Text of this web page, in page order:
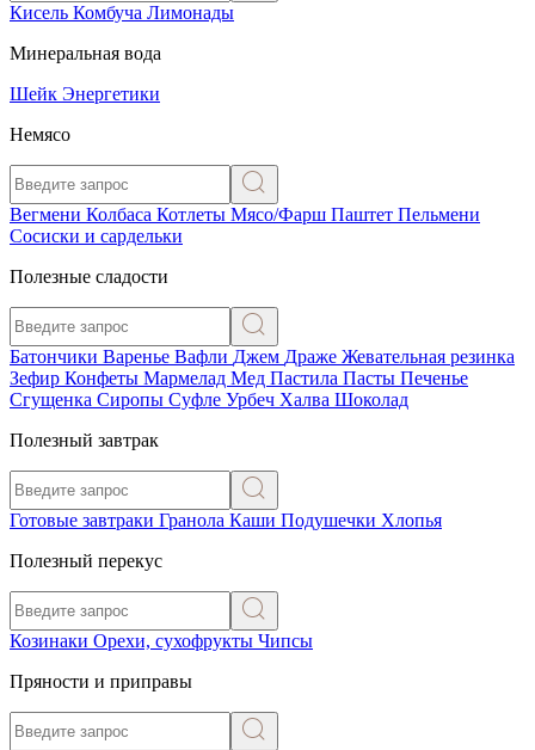
Кисель Комбуча Лимонады
Минеральная вода
Шейк Энергетики
Немясо
Вегмени Колбаса Котлеты Мясо/Фарш Паштет Пельмени
Сосиски и сардельки
Полезные сладости
Батончики Варенье Вафли Джем Драже Жевательная резинка
Зефир Конфеты Мармелад Мед Пастила Пасты Печенье
Сгущенка Сиропы Суфле Урбеч Халва Шоколад
Полезный завтрак
Готовые завтраки Гранола Каши Подушечки Хлопья
Полезный перекус
Козинаки Орехи, сухофрукты Чипсы
Пряности и приправы